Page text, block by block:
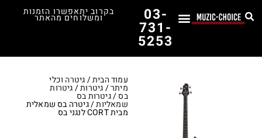
03-
731-
5253
בקרוב יתאפשרו הזמנות
ומשלוחים מהאתר
עמוד הבית/גיטרה וכלי
מיתר/גיטרות/גיטרות
בס/גיטרות בס
שמאליות/ גיטרה בס שמאלית
מבית CORT לנגני בס